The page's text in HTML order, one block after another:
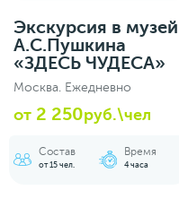
Экскурсия в музей
А.С.Пушкина
«ЗДЕСЬ ЧУДЕСА»
Москва. Ежедневно
от 2 250руб.\чел
Состав
от 15 чел.
Время
4 часа